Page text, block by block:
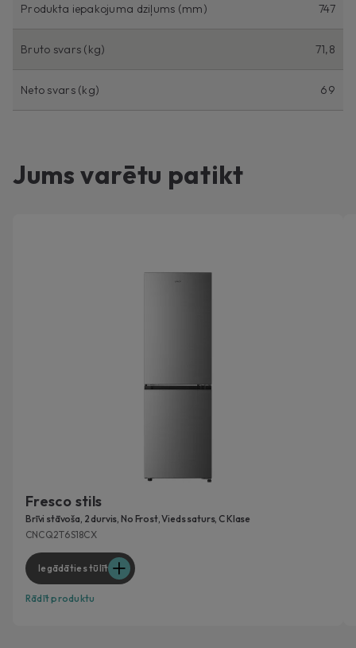
Produkta iepakojuma dziļums (mm) 747
Bruto svars (kg) 71,8
Neto svars (kg) 69
Jums varētu patikt
Fresco stils
Brīvi stāvoša, 2 durvis, No Frost, Vieds saturs, C Klase
CNCQ2T6S18CX
Iegādāties tūlīt
Rādīt produktu